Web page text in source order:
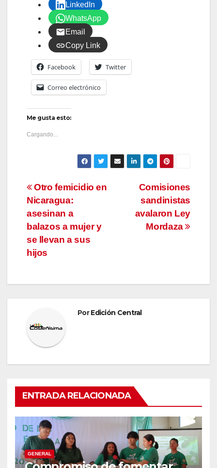
LinkedIn
WhatsApp
Email
Copy Link
Facebook Twitter
Correo electrónico
Me gusta esto:
Cargando...
Navegación
de
entradas
Comisiones
sandinistas
avalaron Ley
Mordaza
Otro femicidio en
Nicaragua:
asesinan a
balazos a mujer y
se llevan a sus
hijos
PorEdición Central
ENTRADA RELACIONADA
GENERAL